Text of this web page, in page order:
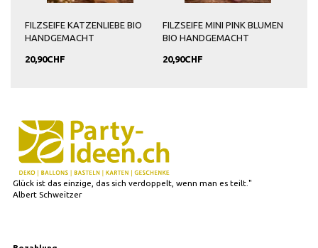
FILZSEIFE KATZENLIEBE BIO
HANDGEMACHT
20,90CHF
FILZSEIFE MINI PINK BLUMEN
BIO HANDGEMACHT
20,90CHF
Glück ist das einzige, das sich verdoppelt, wenn man es teilt."
Albert Schweitzer